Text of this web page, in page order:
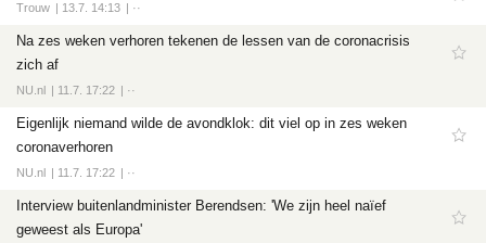
Trouw 13.7. 14:13 ··
Na zes weken verhoren tekenen de lessen van de coronacrisis
zich af
NU.nl 11.7. 17:22 ··
Eigenlijk niemand wilde de avondklok: dit viel op in zes weken
coronaverhoren
NU.nl 11.7. 17:22 ··
Interview buitenlandminister Berendsen: 'We zijn heel naïef
geweest als Europa'